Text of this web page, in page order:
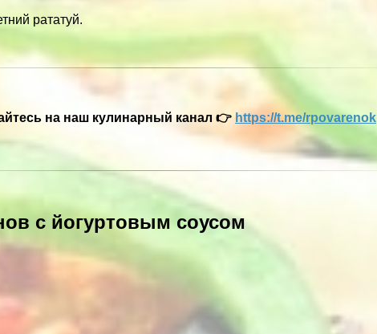
рататуй.
на наш кулинарный канал 👉 https://t.me/rpovarenok
с йогуртовым соусом